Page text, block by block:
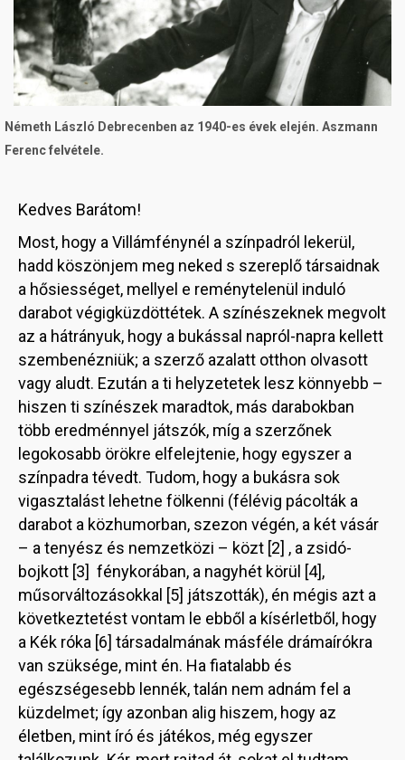
Németh László Debrecenben az 1940-es évek elején. Aszmann
Ferenc felvétele.
Kedves Barátom!
Most, hogy a Villámfénynél a színpadról lekerül,
hadd köszönjem meg neked s szereplő társaidnak
a hősiességet, mellyel e reménytelenül induló
darabot végigküzdöttétek. A színészeknek megvolt
az a hátrányuk, hogy a bukással napról-napra kellett
szembenézniük; a szerző azalatt otthon olvasott
vagy aludt. Ezután a ti helyzetetek lesz könnyebb –
hiszen ti színészek maradtok, más darabokban
több eredménnyel játszók, míg a szerzőnek
legokosabb örökre elfelejtenie, hogy egyszer a
színpadra tévedt. Tudom, hogy a bukásra sok
vigasztalást lehetne fölkenni (félévig pácolták a
darabot a közhumorban, szezon végén, a két vásár
– a tenyész és nemzetközi – közt [2] , a zsidó-
bojkott [3] fénykorában, a nagyhét körül [4],
műsorváltozásokkal [5] játszották), én mégis azt a
következtetést vontam le ebből a kísérletből, hogy
a Kék róka [6] társadalmának másféle drámaírókra
van szüksége, mint én. Ha fiatalabb és
egészségesebb lennék, talán nem adnám fel a
küzdelmet; így azonban alig hiszem, hogy az
életben, mint író és játékos, még egyszer